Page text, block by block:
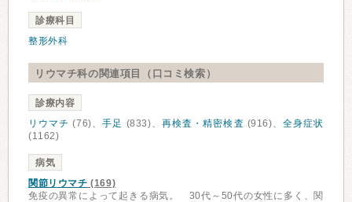
診療科目
整形外科
リウマチ科の関連項目（口コミ検索）
診療内容
リウマチ (76)、手足 (833)、再検査・精密検査 (916)、全身症状
(1162)
病気
関節リウマチ (169)
免疫の異常によって起きる病気。 30代～50代の女性に多く、関